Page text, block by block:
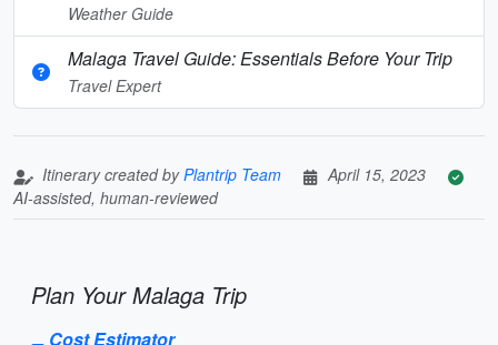
Weather Guide
Malaga Travel Guide: Essentials Before Your Trip
Travel Expert
Itinerary created byPlantrip Team
April 15, 2023
AI-assisted, human-reviewed
Plan Your Malaga Trip
Cost Estimator